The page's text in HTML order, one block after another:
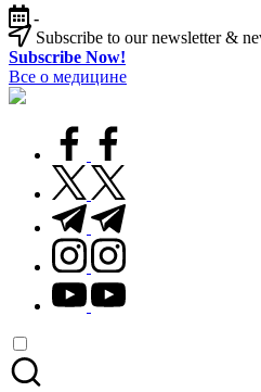
Перейти
к
содержимому
-
Subscribe to our newsletter &
Subscribe Now!
Все о медицине
Лечитесь
facebook.com
twitter.com
t.me
instagram.com
youtube.com